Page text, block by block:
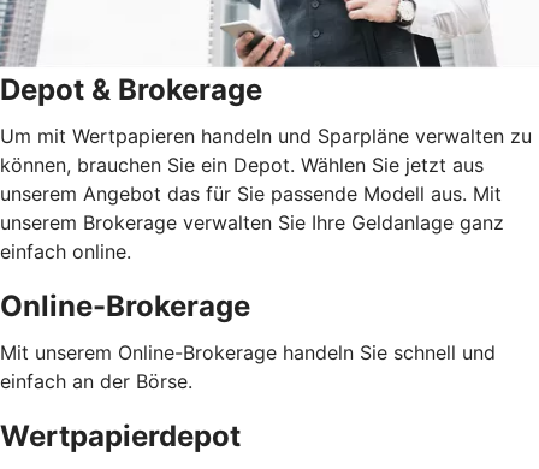
Depot & Brokerage
Um mit Wertpapieren handeln und Sparpläne verwalten zu
können, brauchen Sie ein Depot. Wählen Sie jetzt aus
unserem Angebot das für Sie passende Modell aus. Mit
unserem Brokerage verwalten Sie Ihre Geldanlage ganz
einfach online.
Online-Brokerage
Mit unserem Online-Brokerage handeln Sie schnell und
einfach an der Börse.
Wertpapierdepot